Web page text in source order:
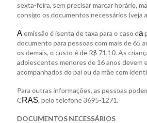
sexta-feira, sem precisar marcar horário,
consigo os documentos necessários (veja
Aemissão é isenta de taxa para o caso da
documento para pessoas com mais de 65
os demais, o custo é de R$ 71,10. As
adolescentes menores de 16 anos devem
acompanhados do pai ou da mãe com
Para outras informações, as pessoas
CRAS, pelo telefone 3695-1271.
DOCUMENTOS NECESSÁRIOS